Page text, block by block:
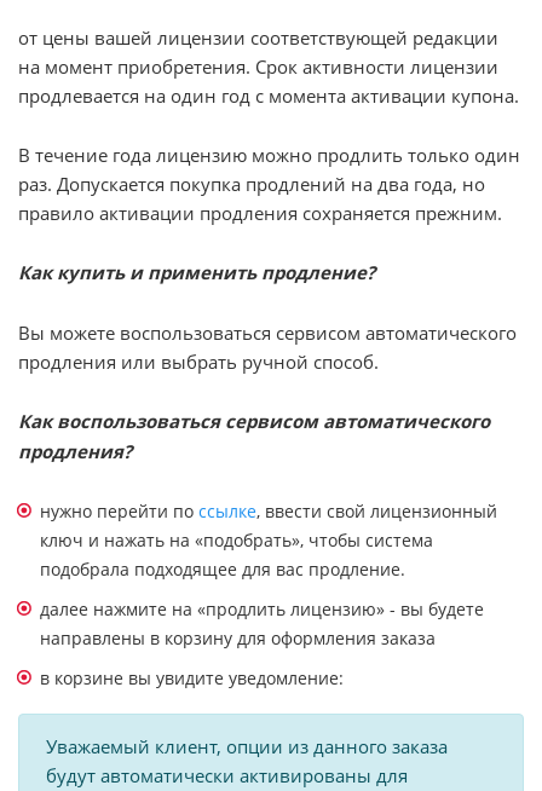
от цены вашей лицензии соответствующей редакции
на момент приобретения. Срок активности лицензии
продлевается на один год с момента активации купона.
В течение года лицензию можно продлить только один
раз. Допускается покупка продлений на два года, но
правило активации продления сохраняется прежним.
Как купить и применить продление?
Вы можете воспользоваться сервисом автоматического
продления или выбрать ручной способ.
Как воспользоваться сервисом автоматического
продления?
нужно перейти по ссылке, ввести свой лицензионный
ключ и нажать на «подобрать», чтобы система
подобрала подходящее для вас продление.
далее нажмите на «продлить лицензию» - вы будете
направлены в корзину для оформления заказа
в корзине вы увидите уведомление:
Уважаемый клиент, опции из данного заказа
будут автоматически активированы для